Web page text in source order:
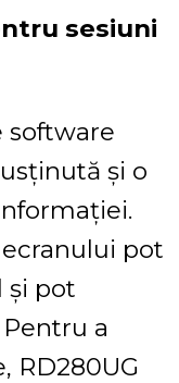
sesiuni
software
și o
pot
și pot
a
RD280UG